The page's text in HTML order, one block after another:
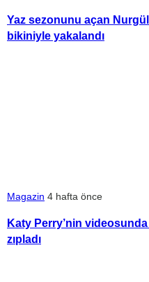
Yaz sezonunu açan
bikiniyle yakalandı
Magazin 4 hafta önce
Katy Perry’nin
zıpladı